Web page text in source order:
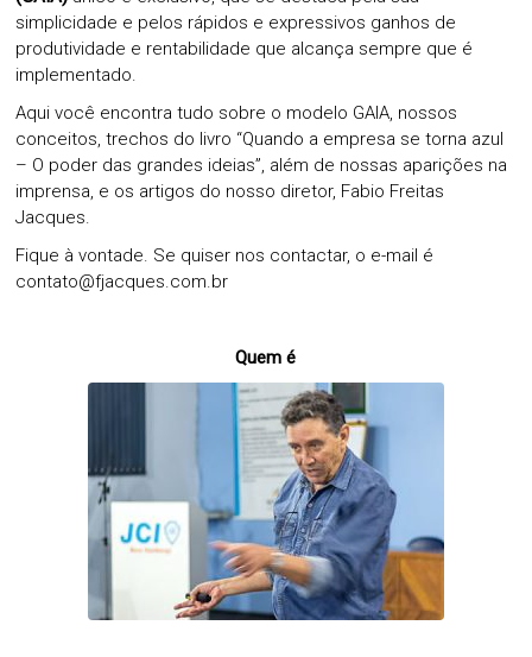
simplicidade e pelos rápidos e expressivos ganhos de
produtividade e rentabilidade que alcança sempre que é
implementado.
Aqui você encontra tudo sobre o modelo GAIA, nossos
conceitos, trechos do livro “Quando a empresa se torna azul
– O poder das grandes ideias”, além de nossas aparições na
imprensa, e os artigos do nosso diretor, Fabio Freitas
Jacques.
Fique à vontade. Se quiser nos contactar, o e-mail é
contato@fjacques.com.br
Quem é